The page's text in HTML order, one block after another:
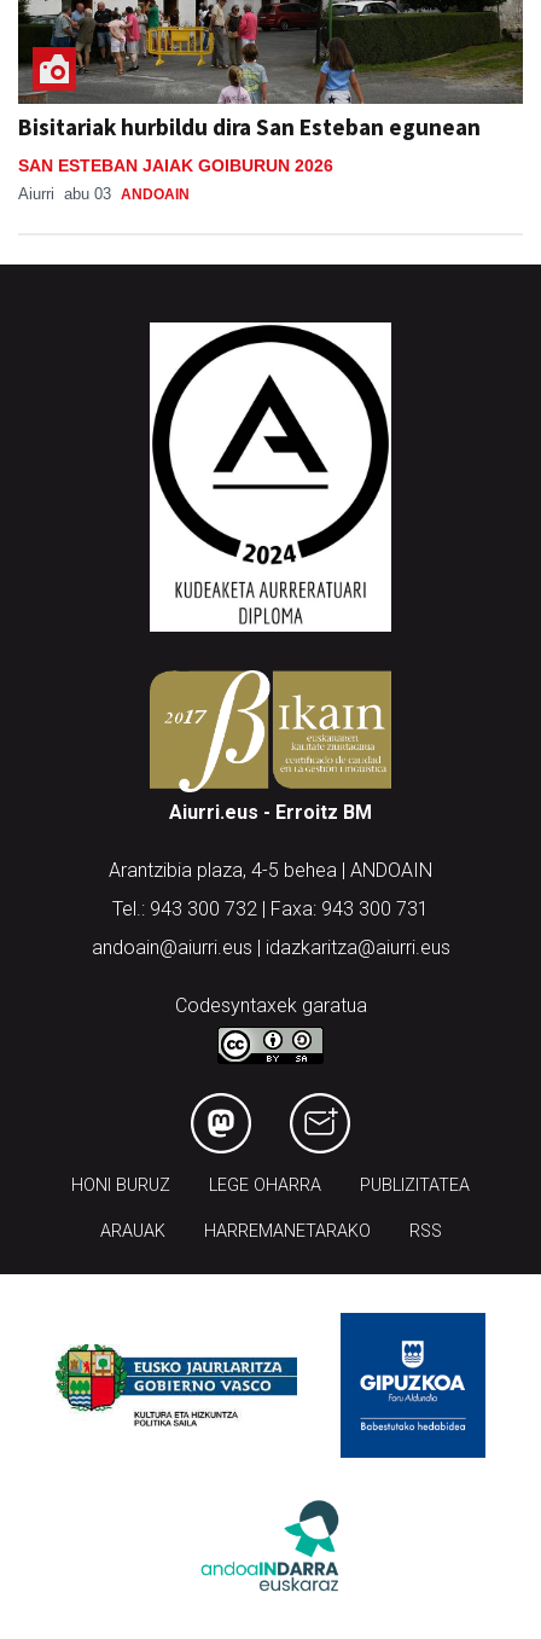
Bisitariak hurbildu dira San Esteban egunean
SAN ESTEBAN JAIAK GOIBURUN 2026
Aiurri abu 03 ANDOAIN
Aiurri.eus - Erroitz BM
Arantzibia plaza, 4-5 behea | ANDOAIN
Tel.: 943 300 732 | Faxa: 943 300 731
andoain@aiurri.eus | idazkaritza@aiurri.eus
Codesyntaxek garatua
HONI BURUZ LEGE OHARRA PUBLIZITATEA
ARAUAK HARREMANETARAKO RSS